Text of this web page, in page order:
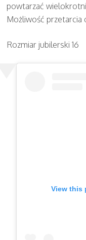
powtarzać
Możliwość przetarcia
Rozmiar jubilerski 16
View this